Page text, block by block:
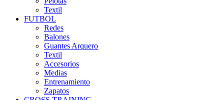
Textil
FUTBOL
Redes
Balones
Guantes Arquero
Textil
Accesorios
Medias
Entrenamiento
Zapatos